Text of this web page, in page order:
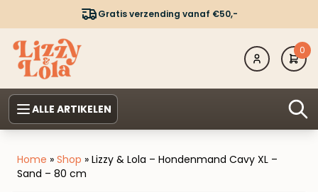
Gratis verzending vanaf €50,-
0
ALLE ARTIKELEN
Home » Shop » Lizzy & Lola – Hondenmand Cavy XL –
Sand – 80 cm